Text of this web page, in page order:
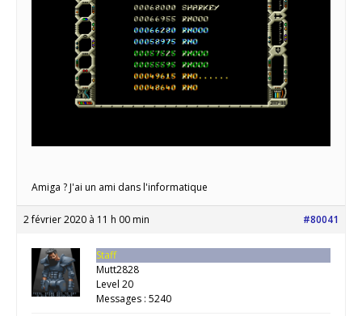
Amiga ? J'ai un ami dans l'informatique
2 février 2020 à 11 h 00 min #80041
Staff
Mutt2828
Level 20
Messages : 5240